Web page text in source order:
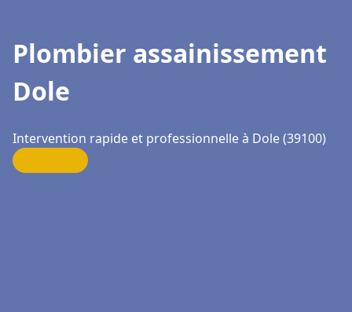
Plombier assainissement
Dole
Intervention rapide et professionnelle à Dole (39100)